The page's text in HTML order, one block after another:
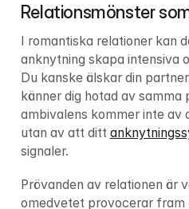
Relationsmönster
I romantiska relationer kan
anknytning skapa intensiva
Du kanske älskar din
känner dig hotad av samma
ambivalens kommer inte av
utan av att ditt
signaler.
Prövanden av relationen är
omedvetet provocerar